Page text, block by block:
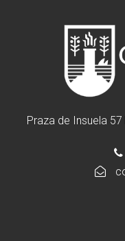
Praza de Insuela